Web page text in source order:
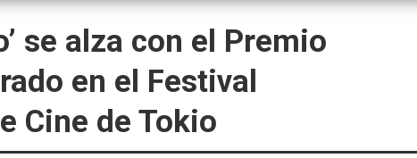
se alza con el Premio
en el Festival
Cine de Tokio